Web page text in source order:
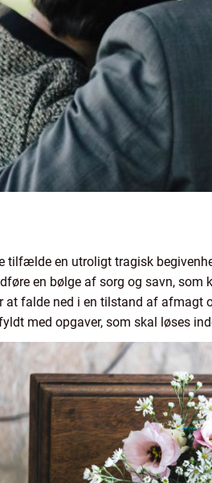
tilfælde en utroligt tragisk
en bølge af sorg og savn,
at falde ned i en tilstand af
med opgaver, som skal løses